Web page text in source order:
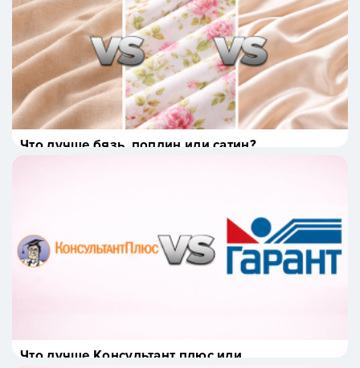
Что лучше бязь, поплин или сатин?
Что лучше Консультант плюс или